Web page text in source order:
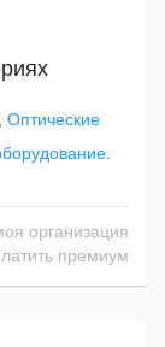
Оптические
организация
премиум